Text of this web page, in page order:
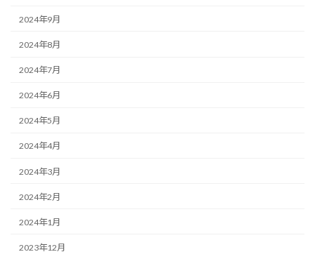
2024年9月
2024年8月
2024年7月
2024年6月
2024年5月
2024年4月
2024年3月
2024年2月
2024年1月
2023年12月